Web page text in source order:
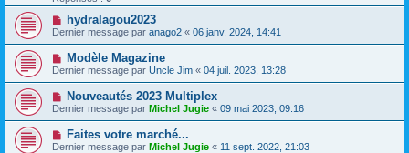
hydralagou2023
Dernier message par anago2 « 06 janv. 2024, 14:41
Modèle Magazine
Dernier message par Uncle Jim « 04 juil. 2023, 13:28
Nouveautés 2023 Multiplex
Dernier message par Michel Jugie « 09 mai 2023, 09:16
Faites votre marché...
Dernier message par Michel Jugie « 11 sept. 2022, 21:03